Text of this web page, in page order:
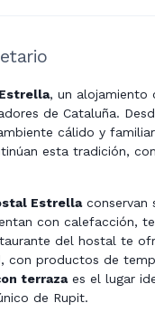
, un alojamiento
de Cataluña.
cálido y
esta tradición,
Estrellaconservan
con calefacción,
del hostal te
con productos de
terrazaes el lugar
de Rupit.